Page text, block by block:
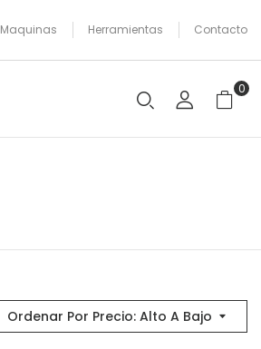
Maquinas Herramientas Contacto
0
Ordenar Por Precio: Alto A Bajo